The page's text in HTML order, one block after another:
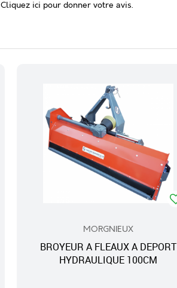
Cliquez ici pour donner votre avis.
MORGNIEUX
BROYEUR A FLEAUX A DEPORT
HYDRAULIQUE 100CM